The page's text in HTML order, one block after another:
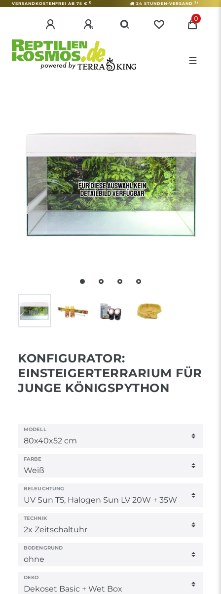
VERSANDKOSTENFREI AB 75 € 1) 24 STUNDEN-VERSAND 2)
0
☰
KONFIGURATOR:
EINSTEIGERTERRARIUM FÜR
JUNGE KÖNIGSPYTHON
MODELL
FARBE
BELEUCHTUNG
TECHNIK
BODENGRUND
DEKO